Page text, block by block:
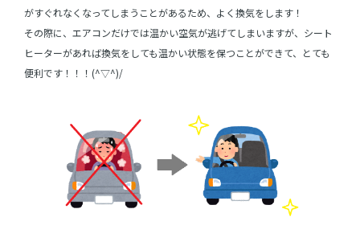
がすぐれなくなってしまうことがあるため、よく換気をします！
その際に、エアコンだけでは温かい空気が逃げてしまいますが、シート
ヒーターがあれば換気をしても温かい状態を保つことができて、とても
便利です！！！(^▽^)/